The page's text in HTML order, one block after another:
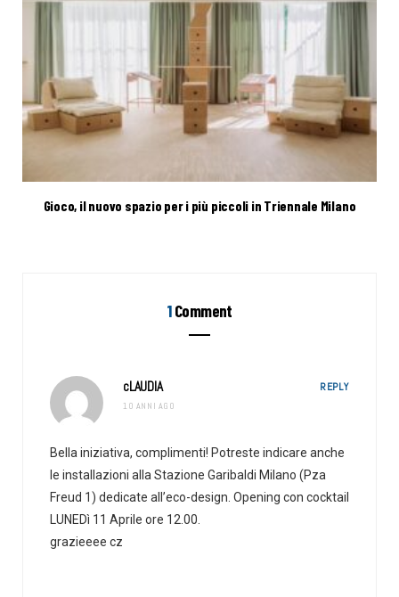
Gioco, il nuovo spazio per i più piccoli in Triennale Milano
1Comment
cLAUDIA
10 ANNI AGO
REPLY
Bella iniziativa, complimenti! Potreste indicare anche
le installazioni alla Stazione Garibaldi Milano (Pza
Freud 1) dedicate all’eco-design. Opening con cocktail
LUNEDì 11 Aprile ore 12.00.
grazieeee cz